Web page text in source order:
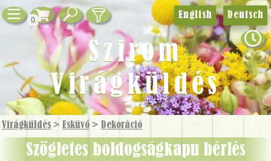
0
Virágküldés > Esküvő > Dekoráció
Szögletes boldogságkapu bérlés
English Deutsch
Szirom
Virágküldés